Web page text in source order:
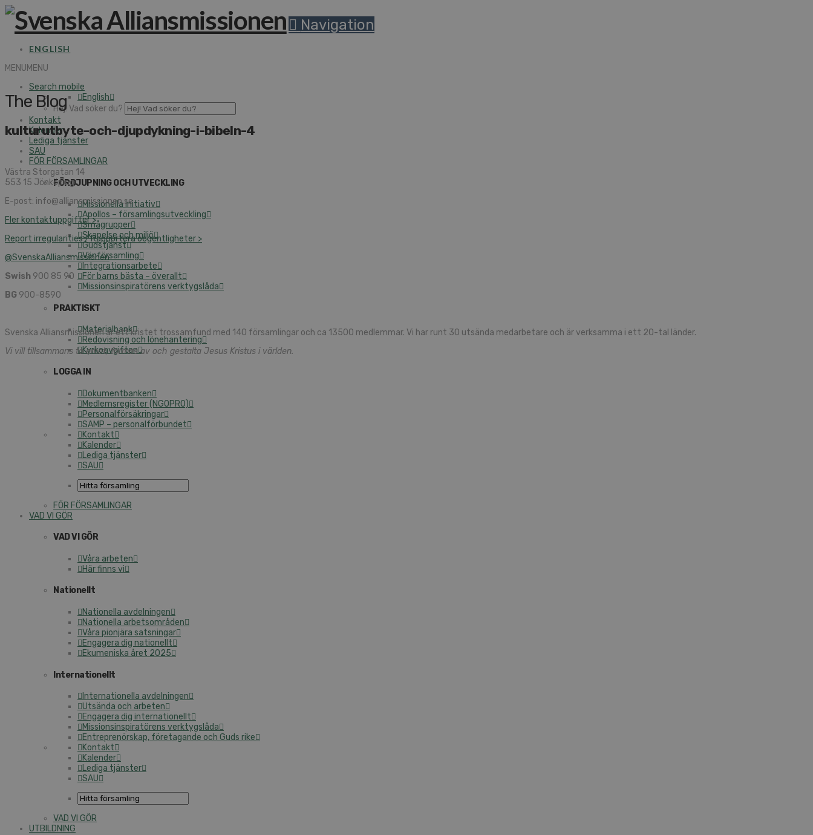
Navigation
ENGLISH
MENUMENU
Search mobile
English
Hej! Vad söker du?
Kontakt
Kalender
Lediga tjänster
SAU
FÖR FÖRSAMLINGAR
FÖRDJUPNING OCH UTVECKLING
Missionella initiativ
Apollos – församlingsutveckling
Smågrupper
Skapelse och miljö
Gudstjänst
Vänförsamling
Integrationsarbete
För barns bästa – överallt
Missionsinspiratörens verktygslåda
PRAKTISKT
Materialbank
Redovisning och lönehantering
Kyrkoavgiften
LOGGA IN
Dokumentbanken
Medlemsregister (NGOPRO)
Personalförsäkringar
SAMP – personalförbundet
Kontakt
Kalender
Lediga tjänster
SAU
FÖR FÖRSAMLINGAR
VAD VI GÖR
VAD VI GÖR
Våra arbeten
Här finns vi
Nationellt
Nationella avdelningen
Nationella arbetsområden
Våra pionjära satsningar
Engagera dig nationellt
Ekumeniska året 2025
Internationellt
Internationella avdelningen
Utsända och arbeten
Engagera dig internationellt
Missionsinspiratörens verktygslåda
Entreprenörskap, företagande och Guds rike
Kontakt
Kalender
Lediga tjänster
SAU
VAD VI GÖR
UTBILDNING
The Blog
kulturutbyte-och-djupdykning-i-bibeln-4
Västra Storgatan 14
553 15 Jönköping
E-post: info@alliansmissionen.se
Fler kontaktuppgifter >
Report irregularities / Rapportera oegentligheter >
@SvenskaAlliansmissionen
Swish 900 85 90
BG 900-8590
Svenska Alliansmissionen är ett kristet trossamfund med 140 församlingar och ca 13500 medlemmar. Vi har runt 30 utsända medarbetare och är verksamma i ett 20-tal länder.
Vi vill tillsammans ta emot, formas av och gestalta Jesus Kristus i världen.